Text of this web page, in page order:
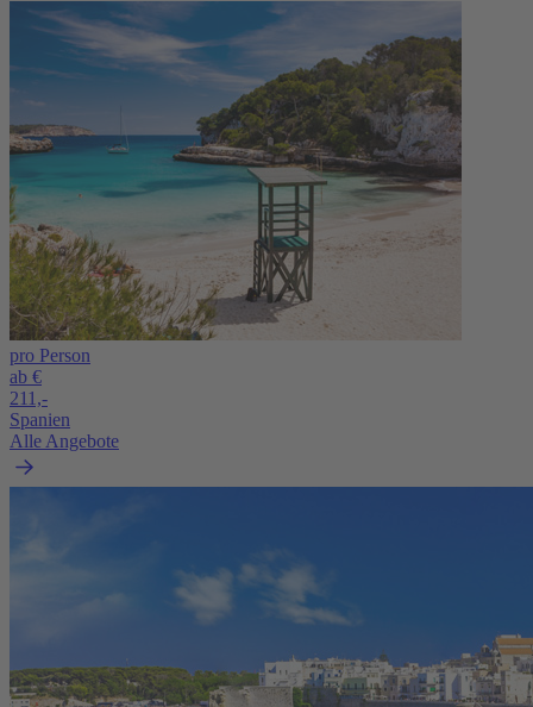
pro Person
ab €
211,-
Spanien
Alle Angebote